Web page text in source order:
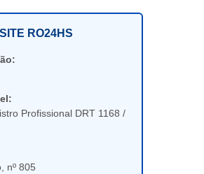
RO24HS
Profissional DRT 1168 /
nº 805